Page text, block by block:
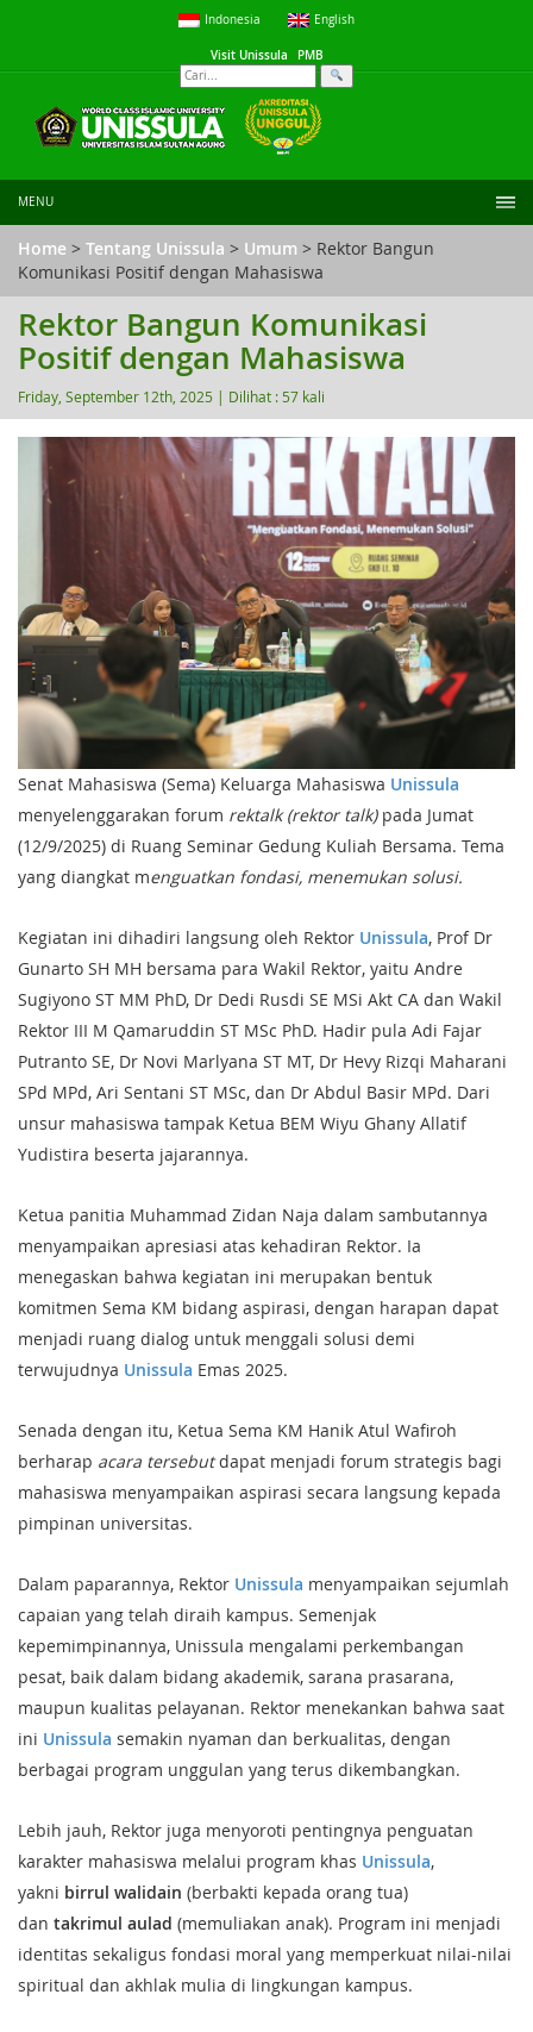
Indonesia English
Visit Unissula PMB
MENU
Home > Tentang Unissula > Umum > Rektor Bangun
Komunikasi Positif dengan Mahasiswa
Rektor Bangun Komunikasi
Positif dengan Mahasiswa
Friday, September 12th, 2025 | Dilihat : 57 kali
Senat Mahasiswa (Sema) Keluarga Mahasiswa Unissula
menyelenggarakan forum rektalk (rektor talk) pada Jumat
(12/9/2025) di Ruang Seminar Gedung Kuliah Bersama. Tema
yang diangkat menguatkan fondasi, menemukan solusi.
Kegiatan ini dihadiri langsung oleh Rektor Unissula, Prof Dr
Gunarto SH MH bersama para Wakil Rektor, yaitu Andre
Sugiyono ST MM PhD, Dr Dedi Rusdi SE MSi Akt CA dan Wakil
Rektor III M Qamaruddin ST MSc PhD. Hadir pula Adi Fajar
Putranto SE, Dr Novi Marlyana ST MT, Dr Hevy Rizqi Maharani
SPd MPd, Ari Sentani ST MSc, dan Dr Abdul Basir MPd. Dari
unsur mahasiswa tampak Ketua BEM Wiyu Ghany Allatif
Yudistira beserta jajarannya.
Ketua panitia Muhammad Zidan Naja dalam sambutannya
menyampaikan apresiasi atas kehadiran Rektor. Ia
menegaskan bahwa kegiatan ini merupakan bentuk
komitmen Sema KM bidang aspirasi, dengan harapan dapat
menjadi ruang dialog untuk menggali solusi demi
terwujudnya Unissula Emas 2025.
Senada dengan itu, Ketua Sema KM Hanik Atul Wafiroh
berharap acara tersebutdapat menjadi forum strategis bagi
mahasiswa menyampaikan aspirasi secara langsung kepada
pimpinan universitas.
Dalam paparannya, Rektor Unissula menyampaikan sejumlah
capaian yang telah diraih kampus. Semenjak
kepemimpinannya, Unissula mengalami perkembangan
pesat, baik dalam bidang akademik, sarana prasarana,
maupun kualitas pelayanan. Rektor menekankan bahwa saat
ini Unissula semakin nyaman dan berkualitas, dengan
berbagai program unggulan yang terus dikembangkan.
Lebih jauh, Rektor juga menyoroti pentingnya penguatan
karakter mahasiswa melalui program khas Unissula,
yakni birrul walidain (berbakti kepada orang tua)
dan takrimul aulad (memuliakan anak). Program ini menjadi
identitas sekaligus fondasi moral yang memperkuat nilai-nilai
spiritual dan akhlak mulia di lingkungan kampus.